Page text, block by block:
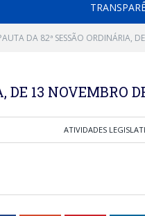
DA 82ª SESSÃO ORDINÁRIA,
13 NOVEMBRO
ATIVIDADES